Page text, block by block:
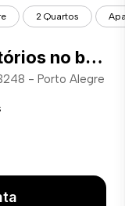
2 Quartos
Apartamento de 2 dormitórios no bairro Petrópolis - COD: 25005
- Porto Alegre